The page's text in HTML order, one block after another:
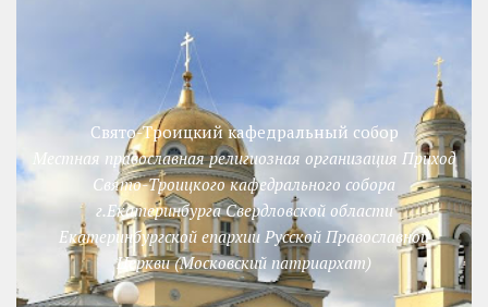
Свято-Троицкий кафедральный собор
Местная православная религиозная организация Приход
Свято-Троицкого кафедрального собора
г.Екатеринбурга Свердловской области
Екатеринбургской епархии Русской Православной
Церкви (Московский патриархат)